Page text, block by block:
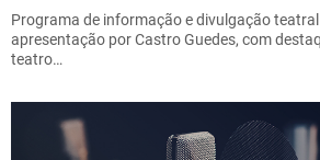
Programa de informação e divulgação
apresentação por Castro Guedes, com
teatro…